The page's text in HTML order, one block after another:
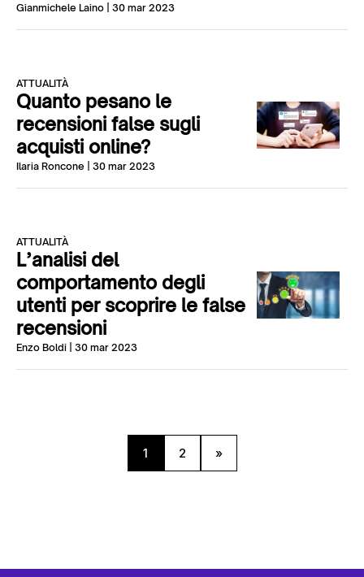
Gianmichele Laino | 30 mar 2023
ATTUALITÀ
Quanto pesano le
recensioni false sugli
acquisti online?
Ilaria Roncone | 30 mar 2023
ATTUALITÀ
L’analisi del
comportamento degli
utenti per scoprire le false
recensioni
Enzo Boldi | 30 mar 2023
1 2 »